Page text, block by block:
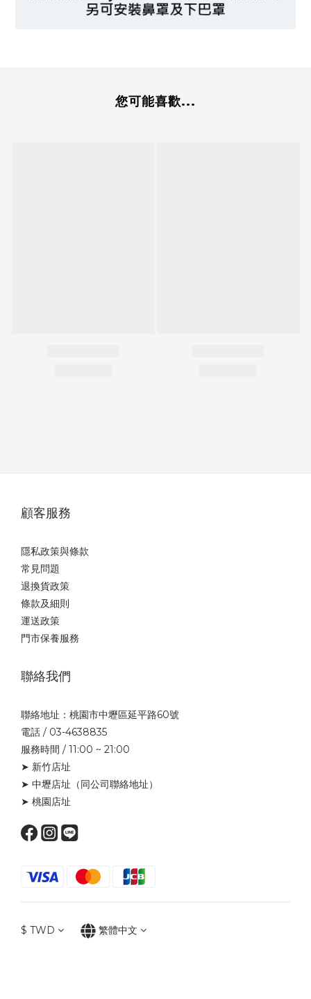
您可能喜歡...
顧客服務
隱私政策與條款
常見問題
退換貨政策
條款及細則
運送政策
門市保養服務
聯絡我們
聯絡地址：桃園市中壢區延平路60號
電話 / 03-4638835
服務時間 / 11:00 ~ 21:00
➤ 新竹店址
➤ 中壢店址 （同公司聯絡地址）
➤ 桃園店址
$ TWD 繁體中文